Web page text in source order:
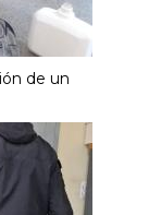
de un